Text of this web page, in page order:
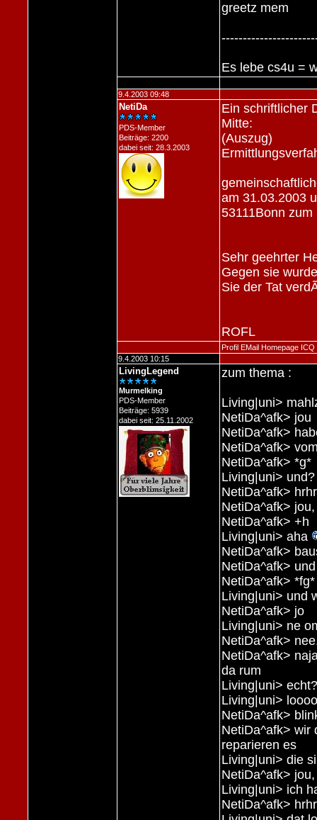
greetz mem
Es lebe cs4u =
9.4.2003 09:48
NetiDa
PDS-Member
Beiträge: 2200
dabei seit: 28.3.2003
Ein schriftlicher
Mitte:
(Auszug)
am 31.03.2003
53111Bonn
Sehr geehrter
Gegen sie
Sie der Tat
ROFL
Profil EMail Homepage ICQ
9.4.2003 10:15
LivingLegend
Murmelking
PDS-Member
Beiträge: 5939
dabei seit: 25.11.2002
zum thema :
Living|uni>
NetiDa^afk> jou
NetiDa^afk>
NetiDa^afk>
NetiDa^afk> *g*
Living|uni>
NetiDa^afk> hrhr
NetiDa^afk>
NetiDa^afk> +h
Living|uni> aha
NetiDa^afk>
NetiDa^afk>
NetiDa^afk> *fg*
Living|uni> und
NetiDa^afk> jo
Living|uni> ne
NetiDa^afk>
NetiDa^afk>
da rum
Living|uni> echt?
Living|uni>
NetiDa^afk>
NetiDa^afk> wir
reparieren es
Living|uni> die
NetiDa^afk>
Living|uni> ich
NetiDa^afk> hrhr